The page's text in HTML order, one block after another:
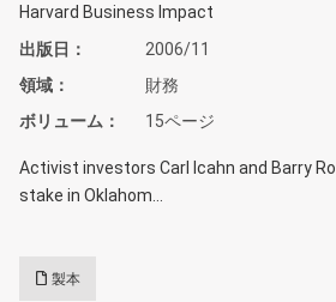
Harvard Business Impact
出版日
2006/11
領域
財務
ボリューム
15ページ
Activist investors Carl Icahn and Barry
stake in Oklahom…
製本